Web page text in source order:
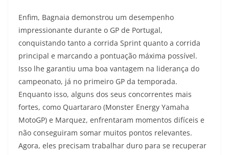
Enfim, Bagnaia demonstrou um desempenho
impressionante durante o GP de Portugal,
conquistando tanto a corrida Sprint quanto a corrida
principal e marcando a pontuação máxima possível.
Isso lhe garantiu uma boa vantagem na liderança do
campeonato, já no primeiro GP da temporada.
Enquanto isso, alguns dos seus concorrentes mais
fortes, como Quartararo (Monster Energy Yamaha
MotoGP) e Marquez, enfrentaram momentos difíceis e
não conseguiram somar muitos pontos relevantes.
Agora, eles precisam trabalhar duro para se recuperar